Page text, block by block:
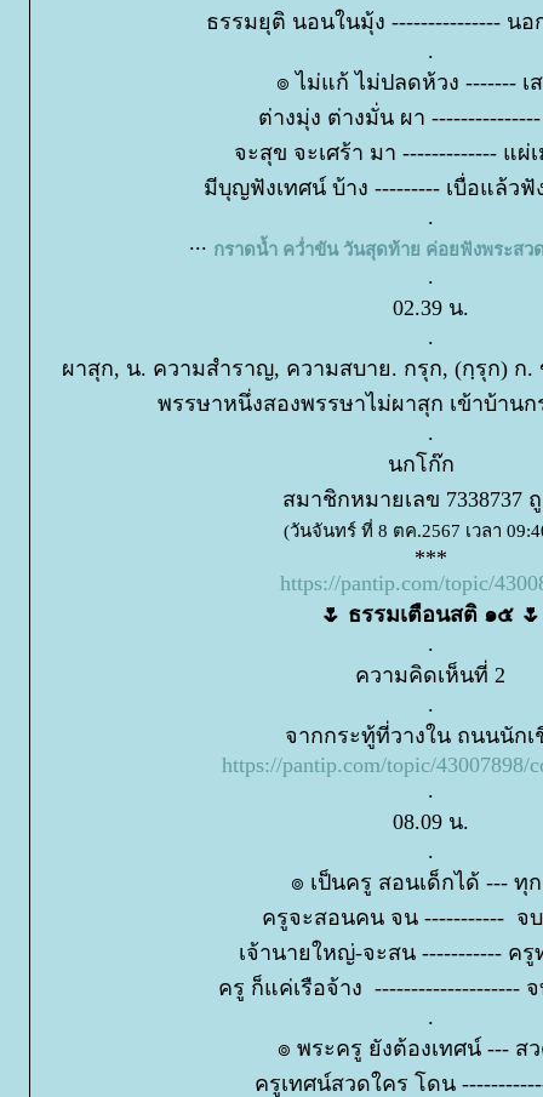
ธรรมยุติ นอนในมุ้ง --------------- น
.
๏ ไม่แก้ ไม่ปลดห้วง ------- เ
ต่างมุ่ง ต่างมั่น ผา
จะสุข จะเศร้า มา ------------- แผ่
มีบุญฟังเทศน์ บ้าง --------- เบื่อแล้ว
.
... กราดน้ำ คว่ำขัน วันสุดท้าย ค่อยฟังพระสว
.
02.39 น.
.
ผาสุก, น. ความสำราญ, ความสบาย. กรุก, (กฺรุก) ก
พรรษาหนึ่งสองพรรษาไม่ผาสุก เข้าบ้าน
.
นกโก๊ก
สมาชิกหมายเลข 7338737
(วันจันทร์ ที่ 8 ตค.2567 เวลา
***
https://pantip.com/topic/
🌷 ธรรมเตือนสติ ๑๕ 🌷
.
ความคิดเห็นที่ 2
.
จากกระทู้ที่วางใน ถนนนักเ
https://pantip.com/topic/43007898/
.
08.09 น.
.
๏ เป็นครู สอนเด็กได้ --- ทุ
ครูจะสอนคน จน ----------- จ
เจ้านายใหญ่-จะสน ----------- ค
ครู ก็แค่เรือจ้าง --------------------
.
๏ พระครู ยังต้องเทศน์ --- ส
ครูเทศน์สวดใคร โดน